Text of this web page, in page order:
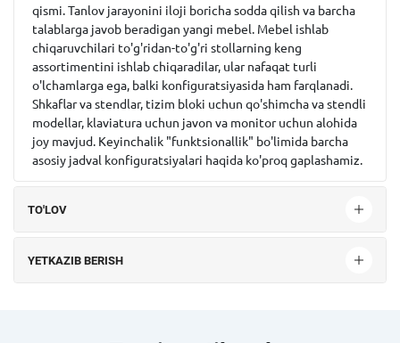
qismi. Tanlov jarayonini iloji boricha sodda qilish va barcha
talablarga javob beradigan yangi mebel. Mebel ishlab
chiqaruvchilari to'g'ridan-to'g'ri stollarning keng
assortimentini ishlab chiqaradilar, ular nafaqat turli
o'lchamlarga ega, balki konfiguratsiyasida ham farqlanadi.
Shkaflar va stendlar, tizim bloki uchun qo'shimcha va stendli
modellar, klaviatura uchun javon va monitor uchun alohida
joy mavjud. Keyinchalik "funktsionallik" bo'limida barcha
asosiy jadval konfiguratsiyalari haqida ko'proq gaplashamiz.
TO'LOV
YETKAZIB BERISH